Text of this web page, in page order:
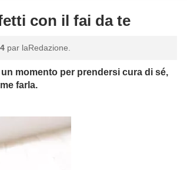
con il fai da te
par laRedazione.
momento per prendersi cura di sé,
farla.